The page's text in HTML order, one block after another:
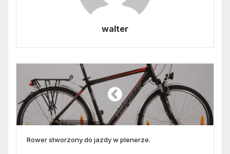
walter
Rower stworzony do jazdy w plenerze.